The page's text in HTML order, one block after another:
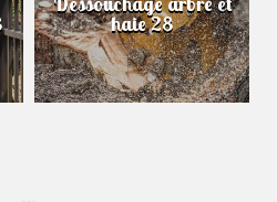
haie 28